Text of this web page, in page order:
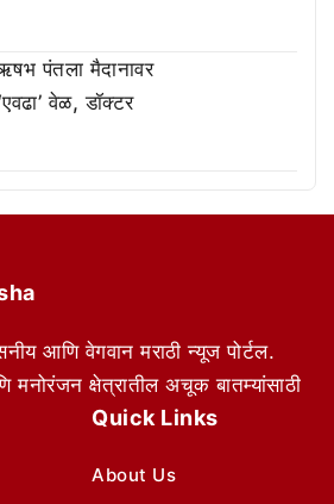
पंतला मैदानावर
वेळ, डॉक्टर
आणि वेगवान मराठी न्यूज पोर्टल.
मनोरंजन क्षेत्रातील अचूक बातम्यांसाठी
Quick Links
About Us